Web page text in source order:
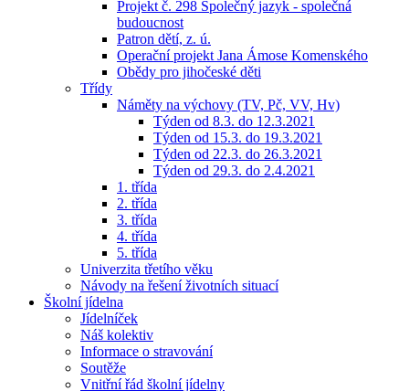
Projekt č. 298 Společný jazyk - společná
budoucnost
Patron dětí, z. ú.
Operační projekt Jana Ámose Komenského
Obědy pro jihočeské děti
Třídy
Náměty na výchovy (TV, Pč, VV, Hv)
Týden od 8.3. do 12.3.2021
Týden od 15.3. do 19.3.2021
Týden od 22.3. do 26.3.2021
Týden od 29.3. do 2.4.2021
1. třída
2. třída
3. třída
4. třída
5. třída
Univerzita třetího věku
Návody na řešení životních situací
Školní jídelna
Jídelníček
Náš kolektiv
Informace o stravování
Soutěže
Vnitřní řád školní jídelny